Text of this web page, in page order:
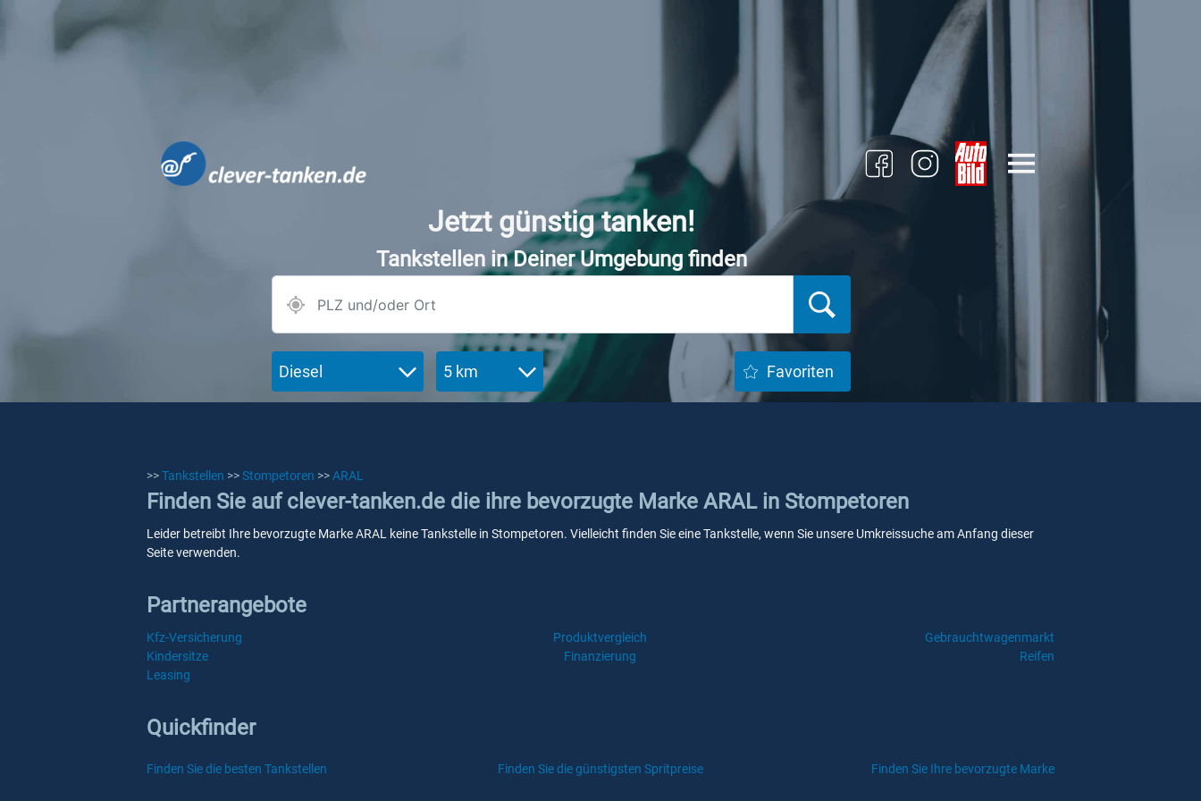
Jetzt günstig tanken!
Tankstellen in Deiner Umgebung finden
Diesel 5 km Favoriten
>>Tankstellen >>Stompetoren >>ARAL
Finden Sie auf clever-tanken.de die ihre bevorzugte Marke ARAL in Stompetoren
Leider betreibt Ihre bevorzugte Marke ARAL keine Tankstelle in Stompetoren. Vielleicht finden Sie eine Tankstelle, wenn Sie unsere Umkreissuche am Anfang dieser
Seite verwenden.
Partnerangebote
Kfz-Versicherung Produktvergleich
Gebrauchtwagenmarkt
Kindersitze
Finanzierung
Reifen
Leasing
Quickfinder
Finden Sie die besten Tankstellen Finden Sie die günstigsten Spritpreise Finden Sie Ihre bevorzugte Marke